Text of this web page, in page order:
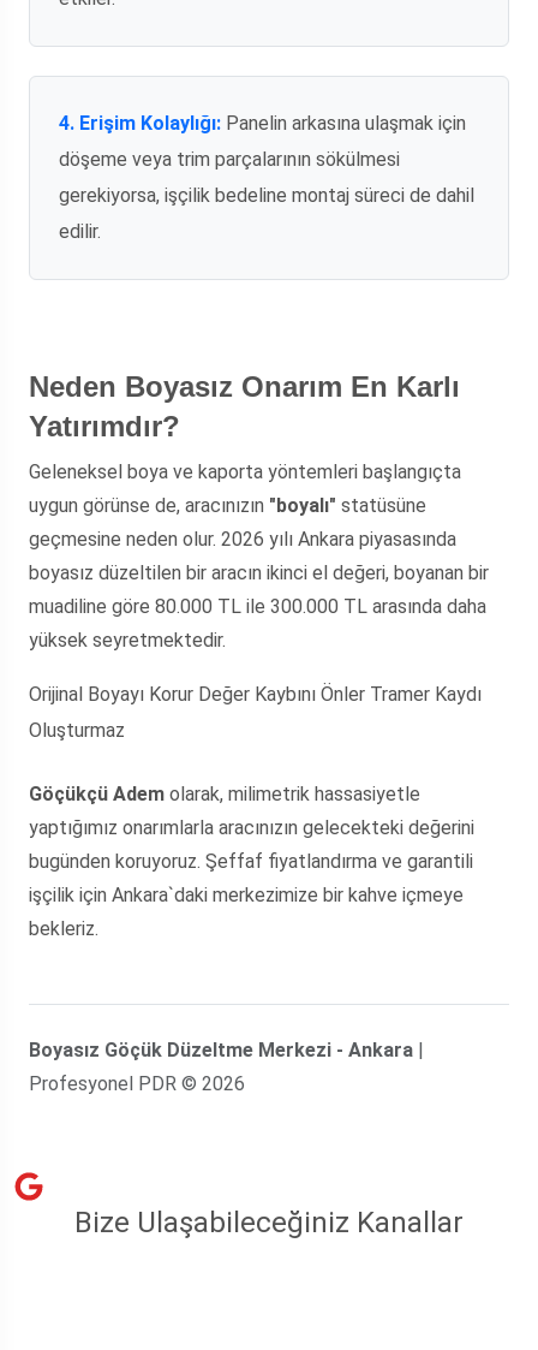
4. Erişim Kolaylığı: Panelin arkasına ulaşmak için
döşeme veya trim parçalarının sökülmesi
gerekiyorsa, işçilik bedeline montaj süreci de dahil
edilir.
Neden Boyasız Onarım En Karlı
Yatırımdır?
Geleneksel boya ve kaporta yöntemleri başlangıçta
uygun görünse de, aracınızın "boyalı" statüsüne
geçmesine neden olur. 2026 yılı Ankara piyasasında
boyasız düzeltilen bir aracın ikinci el değeri, boyanan bir
muadiline göre 80.000 TL ile 300.000 TL arasında daha
yüksek seyretmektedir.
Orijinal Boyayı Korur Değer Kaybını Önler Tramer Kaydı
Oluşturmaz
Göçükçü Adem olarak, milimetrik hassasiyetle
yaptığımız onarımlarla aracınızın gelecekteki değerini
bugünden koruyoruz. Şeffaf fiyatlandırma ve garantili
işçilik için Ankara`daki merkezimize bir kahve içmeye
bekleriz.
Boyasız Göçük Düzeltme Merkezi - Ankara |
Profesyonel PDR © 2026
Bize Ulaşabileceğiniz Kanallar